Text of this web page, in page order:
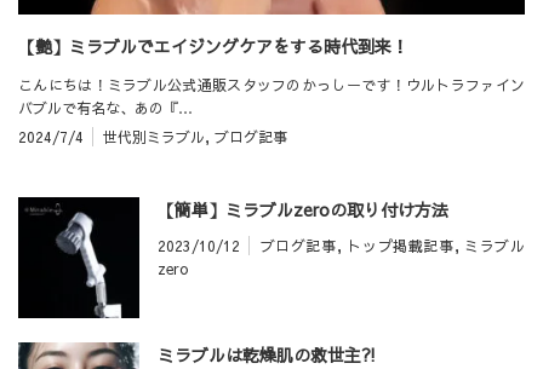
【艶】ミラブルでエイジングケアをする時代到来！
こんにちは！ミラブル公式通販スタッフのかっしーです！ウルトラファイン
バブルで有名な、あの『…
2024/7/4
世代別ミラブル, ブログ記事
【簡単】ミラブルzeroの取り付け方法
2023/10/12 ブログ記事, トップ掲載記事, ミラブル
zero
ミラブルは乾燥肌の救世主⁈